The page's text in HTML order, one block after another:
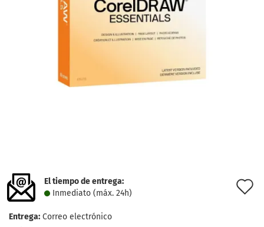
El tiempo de entrega:
Inmediato (máx. 24h)
Entrega: Correo electrónico